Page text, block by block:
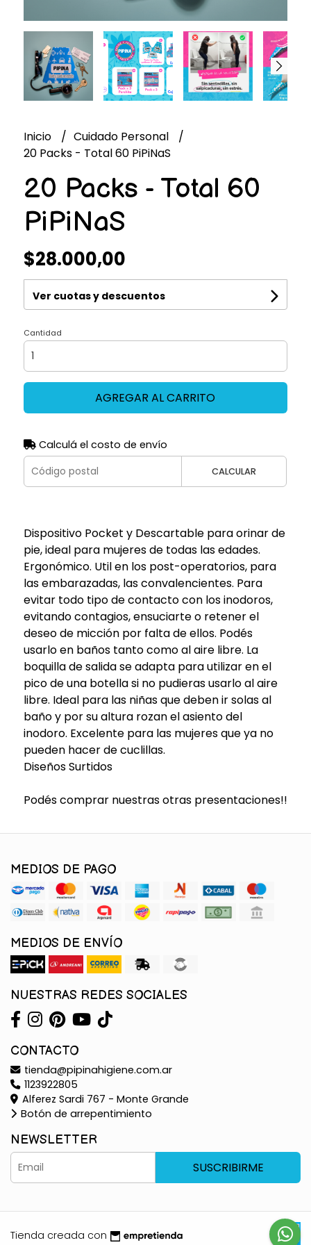
Inicio
Cuidado Personal
20 Packs - Total 60 PiPiNaS
20 Packs - Total 60
PiPiNaS
$28.000,00
Ver cuotas y descuentos
Cantidad
AGREGAR AL CARRITO
Calculá el costo de envío
CALCULAR
Dispositivo Pocket y Descartable para orinar de
pie, ideal para mujeres de todas las edades.
Ergonómico. Util en los post-operatorios, para
las embarazadas, las convalencientes. Para
evitar todo tipo de contacto con los inodoros,
evitando contagios, ensuciarte o retener el
deseo de micción por falta de ellos. Podés
usarlo en baños tanto como al aire libre. La
boquilla de salida se adapta para utilizar en el
pico de una botella si no pudieras usarlo al aire
libre. Ideal para las niñas que deben ir solas al
baño y por su altura rozan el asiento del
inodoro. Excelente para las mujeres que ya no
pueden hacer de cuclillas.
Diseños Surtidos
Podés comprar nuestras otras presentaciones!!
MEDIOS DE PAGO
MEDIOS DE ENVÍO
NUESTRAS REDES SOCIALES
CONTACTO
tienda@pipinahigiene.com.ar
1123922805
Alferez Sardi 767 - Monte Grande
Botón de arrepentimiento
NEWSLETTER
SUSCRIBIRME
Tienda creada con